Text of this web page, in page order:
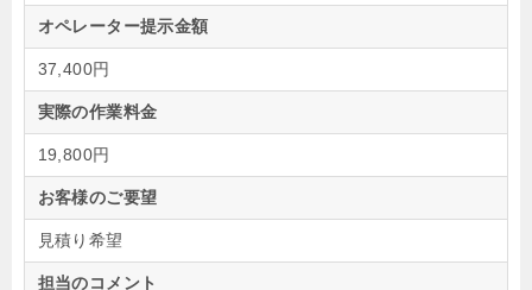
オペレーター提示金額
37,400円
実際の作業料金
19,800円
お客様のご要望
見積り希望
担当のコメント